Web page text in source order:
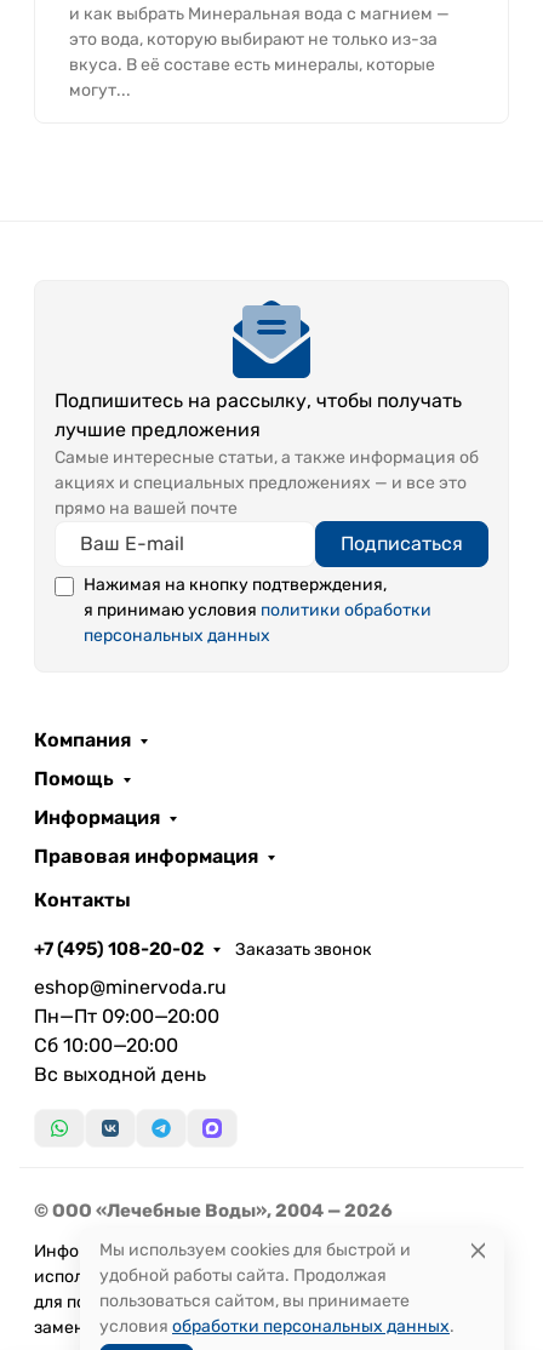
и как выбрать Минеральная вода с магнием —
это вода, которую выбирают не только из-за
вкуса. В её составе есть минералы, которые
могут...
Подпишитесь на рассылку, чтобы получать
лучшие предложения
Самые интересные статьи, а также информация об
акциях и специальных предложениях — и все это
прямо на вашей почте
Подписаться
Нажимая на кнопку подтверждения,
я принимаю условия политики обработки
персональных данных
Компания
Помощь
Информация
Правовая информация
Контакты
+7 (495) 108-20-02 Заказать звонок
eshop@minervoda.ru
Пн—Пт 09:00—20:00
Сб 10:00—20:00
Вс выходной день
© ООО «Лечебные Воды», 2004 — 2026
Информация, представленная на сайте, не может быть
использована
для постановки диагноза или назначения лечения и не
заменяет прием врача.
Мы используем cookies для быстрой и
удобной работы сайта. Продолжая
пользоваться сайтом, вы принимаете
условия обработки персональных данных.